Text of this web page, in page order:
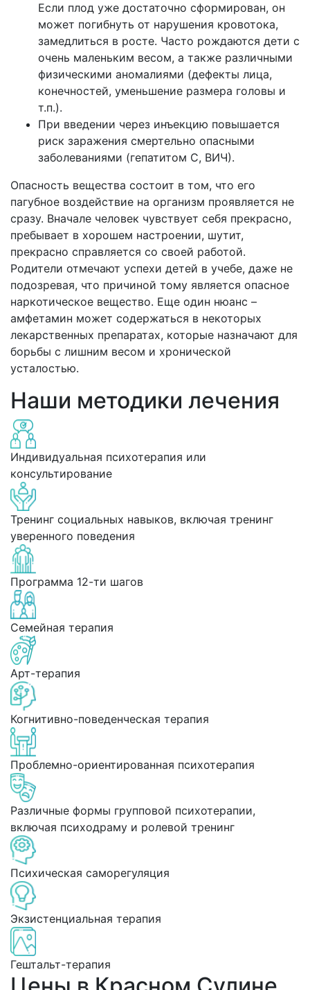
Если плод уже достаточно сформирован, он
может погибнуть от нарушения кровотока,
замедлиться в росте. Часто рождаются дети с
очень маленьким весом, а также различными
физическими аномалиями (дефекты лица,
конечностей, уменьшение размера головы и
т.п.).
При введении через инъекцию повышается
риск заражения смертельно опасными
заболеваниями (гепатитом C, ВИЧ).
Опасность вещества состоит в том, что его
пагубное воздействие на организм проявляется не
сразу. Вначале человек чувствует себя прекрасно,
пребывает в хорошем настроении, шутит,
прекрасно справляется со своей работой.
Родители отмечают успехи детей в учебе, даже не
подозревая, что причиной тому является опасное
наркотическое вещество. Еще один нюанс –
амфетамин может содержаться в некоторых
лекарственных препаратах, которые назначают для
борьбы с лишним весом и хронической
усталостью.
Наши методики лечения
Индивидуальная психотерапия или
консультирование
Тренинг социальных навыков, включая тренинг
уверенного поведения
Программа 12-ти шагов
Семейная терапия
Арт-терапия
Когнитивно-поведенческая терапия
Проблемно-ориентированная психотерапия
Различные формы групповой психотерапии,
включая психодраму и ролевой тренинг
Психическая саморегуляция
Экзистенциальная терапия
Гештальт-терапия